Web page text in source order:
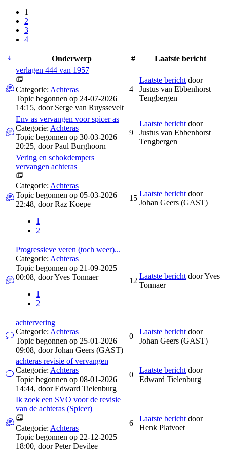
1
2
3
4
Onderwerp #
Laatste bericht
verlagen 444 van 1957
Categorie: Achteras
Topic begonnen op 24-07-2026
14:15, door Serge van Ruyssevelt
4
Laatste bericht door
Justus van Ebbenhorst
Tengbergen
Env as vervangen voor spicer as
Categorie: Achteras
Topic begonnen op 30-03-2026
20:25, doorPaul Burghoorn
9
Laatste bericht door
Justus van Ebbenhorst
Tengbergen
Vering en schokdempers
vervangen achteras
Categorie: Achteras
Topic begonnen op 05-03-2026
22:48, doorRaz Koepe
1
2
15
Laatste bericht door
Johan Geers (GAST)
Progressieve veren (toch weer)...
Categorie: Achteras
Topic begonnen op 21-09-2025
00:08, doorYves Tonnaer
1
2
12
Laatste bericht doorYves
Tonnaer
achtervering
Categorie: Achteras
Topic begonnen op 25-01-2026
09:08, doorJohan Geers (GAST)
0
Laatste bericht door
Johan Geers (GAST)
achteras revisie of vervangen
Categorie: Achteras
Topic begonnen op 08-01-2026
14:44, doorEdward Tielenburg
0
Laatste bericht door
Edward Tielenburg
Ik zoek een SVO voor de revisie
van de achteras (Spicer)
Categorie: Achteras
Topic begonnen op 22-12-2025
18:00, doorPeter Devilee
6
Laatste bericht door
Henk Platvoet